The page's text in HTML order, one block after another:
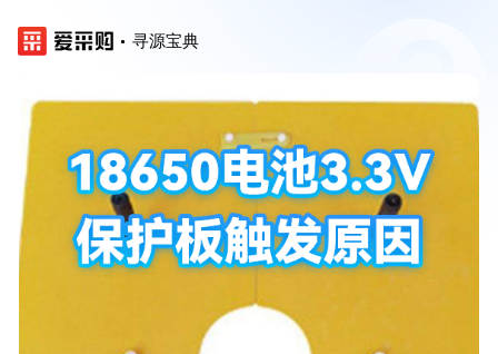
寻源宝典